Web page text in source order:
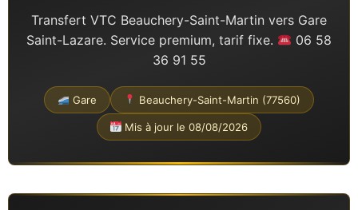
Transfert VTC Beauchery-Saint-Martin vers Gare
Saint-Lazare. Service premium, tarif fixe.
06 58
36 91 55
Gare Beauchery-Saint-Martin (77560)
Mis à jour le 08/08/2026